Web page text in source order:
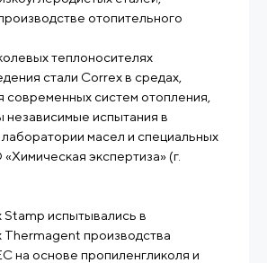
отопительного
теплоносителях
стали Correx в средах,
современных систем отопления,
испытания в
масел и специальных
экспертиза» (г.
испытывались в
Thermagent производства
на основе пропиленгликоля и